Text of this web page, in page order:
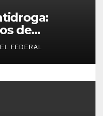
de
como
FEDERAL